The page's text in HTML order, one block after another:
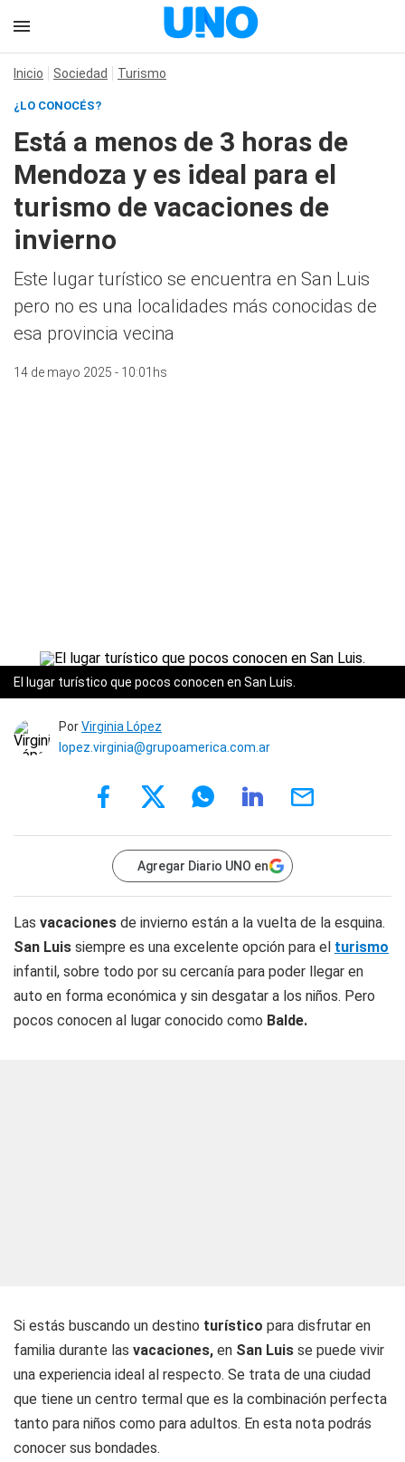
Inicio Sociedad Turismo
¿LO CONOCÉS?
Está a menos de 3 horas de
Mendoza y es ideal para el
turismo de vacaciones de
invierno
Este lugar turístico se encuentra en San Luis
pero no es una localidades más conocidas de
esa provincia vecina
14 de mayo 2025 - 10:01hs
El lugar turístico que pocos conocen en San Luis.
PorVirginia López
lopez.virginia@grupoamerica.com.ar
Agregar Diario UNO en
Las vacaciones de invierno están a la vuelta de la esquina.
San Luis siempre es una excelente opción para el turismo
infantil, sobre todo por su cercanía para poder llegar en
auto en forma económica y sin desgatar a los niños. Pero
pocos conocen al lugar conocido como Balde.
Si estás buscando un destino turístico para disfrutar en
familia durante las vacaciones, en San Luis se puede vivir
una experiencia ideal al respecto. Se trata de una ciudad
que tiene un centro termal que es la combinación perfecta
tanto para niños como para adultos. En esta nota podrás
conocer sus bondades.